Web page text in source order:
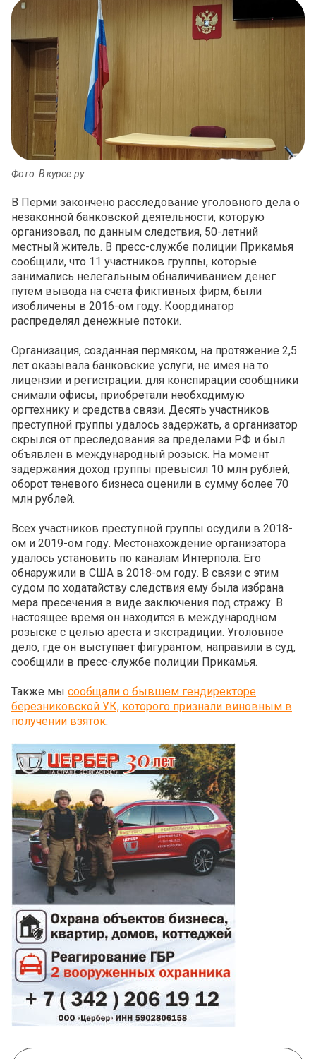
Фото: В курсе.ру
В Перми закончено расследование уголовного дела о
незаконной банковской деятельности, которую
организовал, по данным следствия, 50-летний
местный житель. В пресс-службе полиции Прикамья
сообщили, что 11 участников группы, которые
занимались нелегальным обналичиванием денег
путем вывода на счета фиктивных фирм, были
изобличены в 2016-ом году. Координатор
распределял денежные потоки.
Организация, созданная пермяком, на протяжение 2,5
лет оказывала банковские услуги, не имея на то
лицензии и регистрации. для конспирации сообщники
снимали офисы, приобретали необходимую
оргтехнику и средства связи. Десять участников
преступной группы удалось задержать, а организатор
скрылся от преследования за пределами РФ и был
объявлен в международный розыск. На момент
задержания доход группы превысил 10 млн рублей,
оборот теневого бизнеса оценили в сумму более 70
млн рублей.
Всех участников преступной группы осудили в 2018-
ом и 2019-ом году. Местонахождение организатора
удалось установить по каналам Интерпола. Его
обнаружили в США в 2018-ом году. В связи с этим
судом по ходатайству следствия ему была избрана
мера пресечения в виде заключения под стражу. В
настоящее время он находится в международном
розыске с целью ареста и экстрадиции. Уголовное
дело, где он выступает фигурантом, направили в суд,
сообщили в пресс-службе полиции Прикамья.
Также мы сообщали о бывшем гендиректоре
березниковской УК, которого признали виновным в
получении взяток.